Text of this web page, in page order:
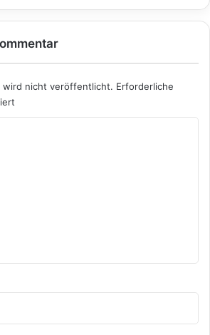
wird nicht veröffentlicht. Erforderliche